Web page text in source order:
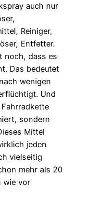
auch nur
Reiniger,
Entfetter.
noch, dass es
Das bedeutet
wenigen
Und
sondern
Mittel
jeden
vielseitig
mehr als 20
wie vor